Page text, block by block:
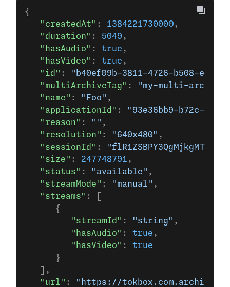
{
   "createdAt"
: 1384221730000,
   "duration"
: 5049 ,
   "hasAudio"
: true ,
   "hasVideo"
: true ,
   "id"
:
"b40ef09b-3811-4726-b508-
   "multiArchiveTag"
:
"my-multi-archive"
   "name"
: "Foo" ,
   "applicationId"
:
"93e36bb9-b72c-
   "reason"
: "" ,
   "resolution"
: "640x480" ,
   "sessionId"
:
   "size"
: 247748791 ,
   "status"
: "available" ,
   "streamMode"
: "manual" ,
   "streams"
: [
      {
         "streamId"
: "string" ,
         "hasAudio"
: true ,
         "hasVideo"
: true
      }
   ],
   "url"
:
"https://